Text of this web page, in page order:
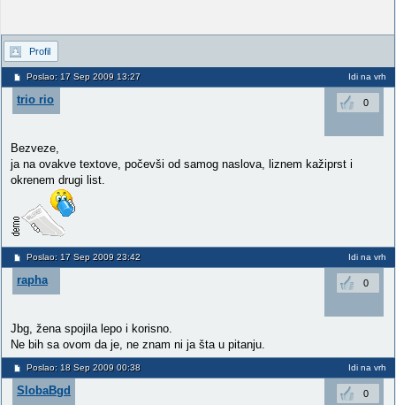
Profil
Poslao: 17 Sep 2009 13:27 Idi na vrh
trio rio 0
Bezveze,
ja na ovakve textove, počevši od samog naslova, liznem kažiprst i
okrenem drugi list.
Poslao: 17 Sep 2009 23:42 Idi na vrh
rapha 0
Jbg, žena spojila lepo i korisno.
Ne bih sa ovom da je, ne znam ni ja šta u pitanju.
Poslao: 18 Sep 2009 00:38 Idi na vrh
SlobaBgd 0